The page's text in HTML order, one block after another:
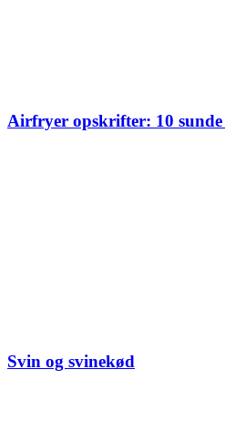
Airfryer opskrifter: 10
Svin og svinekød